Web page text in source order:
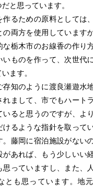
と思っています。
るための原料としては
の両方を使用しています
な栃木市のお線香の作り
いものを作って、次世代
ます。
知のように渡良瀬遊水
れまして、市でもハート
いると思うのですが、よ
けるような指針を取って
。藤岡に宿泊施設がない
があれば、もう少しいい
思っていますし、また、
とも思っています。地